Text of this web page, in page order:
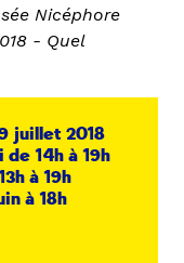
Nicéphore
- Quel
juillet 2018
14h à 19h
à 19h
à 18h